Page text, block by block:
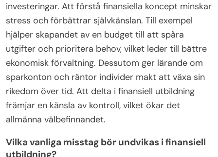
investeringar. Att förstå finansiella koncept minskar
stress och förbättrar självkänslan. Till exempel
hjälper skapandet av en budget till att spåra
utgifter och prioritera behov, vilket leder till bättre
ekonomisk förvaltning. Dessutom ger lärande om
sparkonton och räntor individer makt att växa sin
rikedom över tid. Att delta i finansiell utbildning
främjar en känsla av kontroll, vilket ökar det
allmänna välbefinnandet.
Vilka vanliga misstag bör undvikas i finansiell
utbildning?